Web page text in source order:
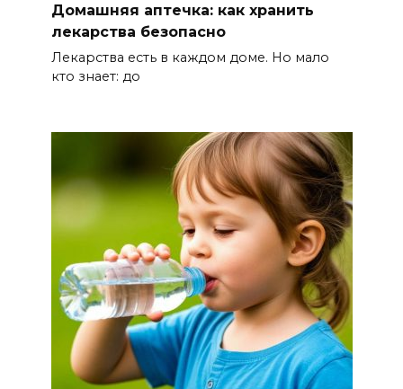
БОЛЬШЕ НОВОСТЕЙ
Домашняя аптечка: как хранить
лекарства безопасно
Лекарства есть в каждом доме. Но мало
кто знает: до